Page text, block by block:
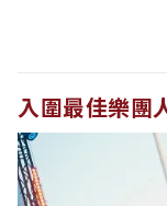
入圍最佳樂